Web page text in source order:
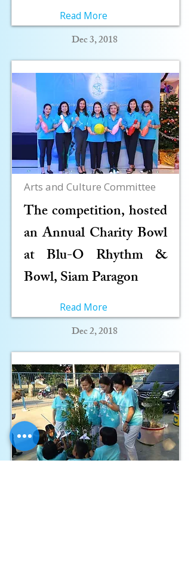
Read More
Dec 3, 2018
Arts and Culture Committee
The competition, hosted
an Annual Charity Bowl
at Blu-O Rhythm &
Bowl, Siam Paragon
Read More
Dec 2, 2018